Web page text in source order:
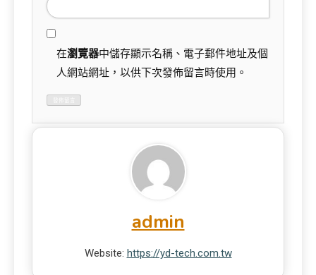
在瀏覽器中儲存顯示名稱、電子郵件地址及個
人網站網址，以供下次發佈留言時使用。
admin
Website: https://yd-tech.com.tw